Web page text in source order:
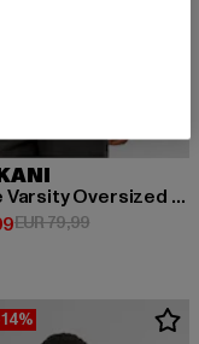
Cursive Varsity Oversized Hoodie
EUR 71,99
EUR 79,99Actieprijs: